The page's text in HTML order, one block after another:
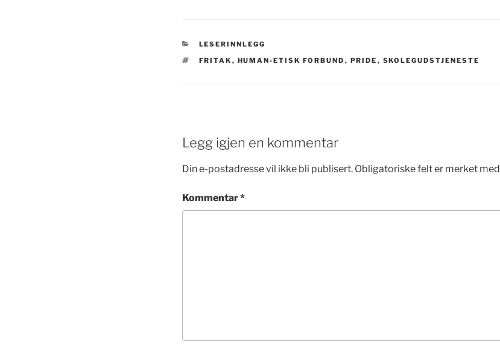
KATEGORIER
LESERINNLEGG
STIKKORD
FRITAK , HUMAN-ETISK FORBUND , PRIDE , SKOLEGUDSTJENESTE
Legg igjen en kommentar
Din e-postadresse vil ikke bli publisert. Obligatoriske felt er merket med
Kommentar*